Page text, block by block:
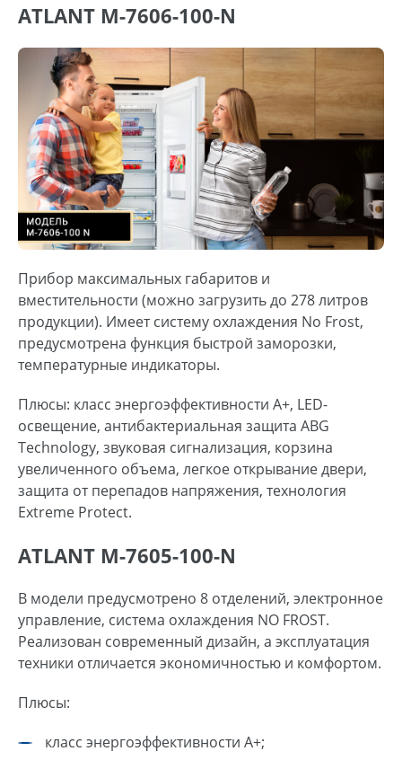
ATLANT M-7606-100-N
Прибор максимальных габаритов и
вместительности (можно загрузить до 278 литров
продукции). Имеет систему охлаждения No Frost,
предусмотрена функция быстрой заморозки,
температурные индикаторы.
Плюсы: класс энергоэффективности A+, LED-
освещение, антибактериальная защита ABG
Technology, звуковая сигнализация, корзина
увеличенного объема, легкое открывание двери,
защита от перепадов напряжения, технология
Extreme Protect.
ATLANT M-7605-100-N
В модели предусмотрено 8 отделений, электронное
управление, система охлаждения NO FROST.
Реализован современный дизайн, а эксплуатация
техники отличается экономичностью и комфортом.
Плюсы:
класс энергоэффективности A+;